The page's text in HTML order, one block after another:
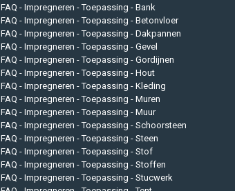
FAQ - Impregneren - Toepassing - Bank
FAQ - Impregneren - Toepassing - Betonvloer
FAQ - Impregneren - Toepassing - Dakpannen
FAQ - Impregneren - Toepassing - Gevel
FAQ - Impregneren - Toepassing - Gordijnen
FAQ - Impregneren - Toepassing - Hout
FAQ - Impregneren - Toepassing - Kleding
FAQ - Impregneren - Toepassing - Muren
FAQ - Impregneren - Toepassing - Muur
FAQ - Impregneren - Toepassing - Schoorsteen
FAQ - Impregneren - Toepassing - Steen
FAQ - Impregneren - Toepassing - Stof
FAQ - Impregneren - Toepassing - Stoffen
FAQ - Impregneren - Toepassing - Stucwerk